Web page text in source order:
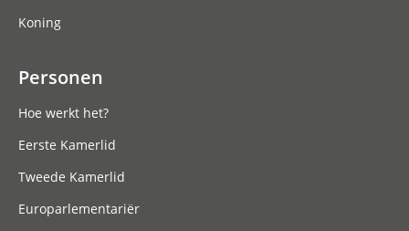
Koning
Personen
Hoe werkt het?
Eerste Kamerlid
Tweede Kamerlid
Europarlementariër